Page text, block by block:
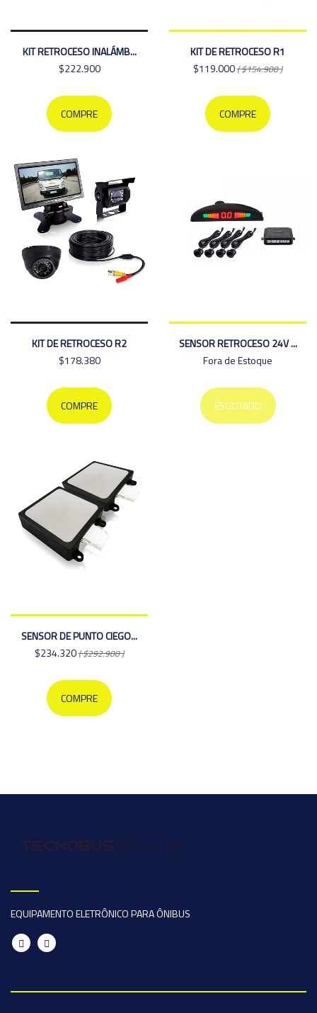
KIT RETROCESO INALÁMB...
$222.900
COMPRE
KIT DE RETROCESO R1
$119.000( $154.900 )
COMPRE
KIT DE RETROCESO R2
$178.380
COMPRE
SENSOR RETROCESO 24V ...
Fora de Estoque
ESGOTADO
SENSOR DE PUNTO CIEGO...
$234.320( $292.900 )
COMPRE
EQUIPAMENTO ELETRÔNICO PARA ÔNIBUS